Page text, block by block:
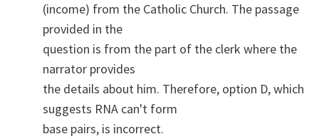
(income) from the Catholic Church. The passage
provided in the
question is from the part of the clerk where the
narrator provides
the details about him. Therefore, option D, which
suggests RNA can't form
base pairs, is incorrect.